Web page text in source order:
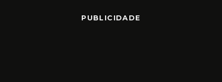
PUBLICIDADE